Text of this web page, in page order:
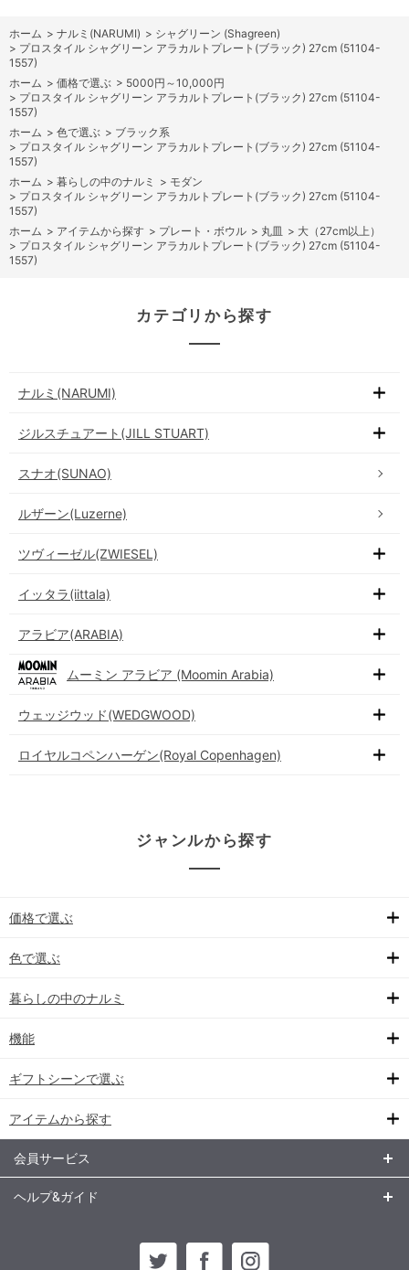
ホーム > ナルミ(NARUMI) > シャグリーン (Shagreen)
> プロスタイル シャグリーン アラカルトプレート(ブラック) 27cm (51104-
1557)
ホーム > 価格で選ぶ > 5000円～10,000円
> プロスタイル シャグリーン アラカルトプレート(ブラック) 27cm (51104-
1557)
ホーム > 色で選ぶ > ブラック系
> プロスタイル シャグリーン アラカルトプレート(ブラック) 27cm (51104-
1557)
ホーム > 暮らしの中のナルミ > モダン
> プロスタイル シャグリーン アラカルトプレート(ブラック) 27cm (51104-
1557)
ホーム > アイテムから探す > プレート・ボウル > 丸皿 > 大（27cm以上）
> プロスタイル シャグリーン アラカルトプレート(ブラック) 27cm (51104-
1557)
カテゴリから探す
ナルミ(NARUMI)
ジルスチュアート(JILL STUART)
スナオ(SUNAO)
ルザーン(Luzerne)
ツヴィーゼル(ZWIESEL)
イッタラ(iittala)
アラビア(ARABIA)
ムーミン アラビア (Moomin Arabia)
ウェッジウッド(WEDGWOOD)
ロイヤルコペンハーゲン(Royal Copenhagen)
ジャンルから探す
価格で選ぶ
色で選ぶ
暮らしの中のナルミ
機能
ギフトシーンで選ぶ
アイテムから探す
会員サービス
ヘルプ&ガイド